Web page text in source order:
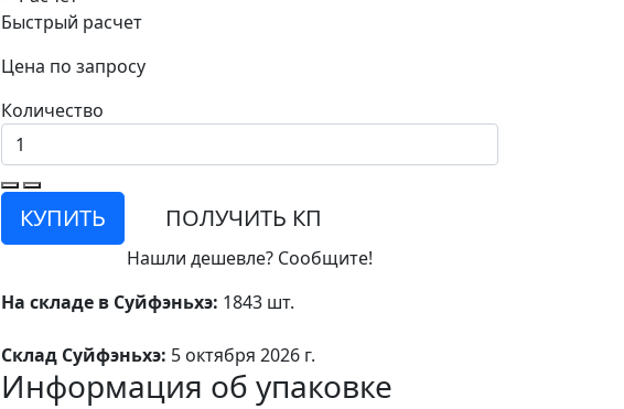
Быстрый расчет
Цена по запросу
Количество
КУПИТЬ ПОЛУЧИТЬ КП
Нашли дешевле? Сообщите!
На складе в Суйфэньхэ: 1843 шт.
Склад Суйфэньхэ: 5 октября 2026 г.
Информация об упаковке